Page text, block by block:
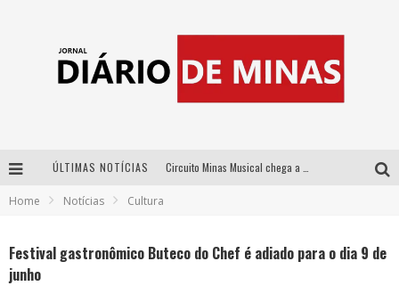
ÚLTIMAS NOTÍCIAS
Home Notícias Cultura
Festival gastronômico Buteco do Chef é adiado para o dia 9 de
junho